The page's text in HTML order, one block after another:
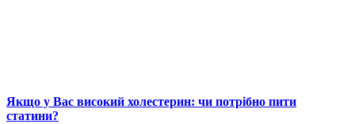
Якщо у Вас високий холестерин: чи потрібно пити
статини?